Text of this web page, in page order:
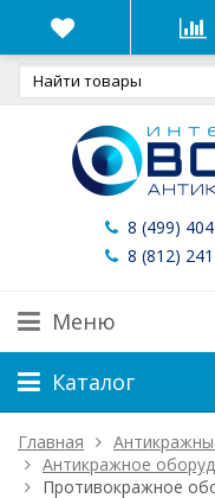
8 (499)
8 (812)
Меню
Каталог
Главная
Антикражное
Противокражное